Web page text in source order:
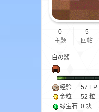
0
主题
5
回帖
白の酱
经验 57 EP
金粒
52 粒
绿宝石 0 块